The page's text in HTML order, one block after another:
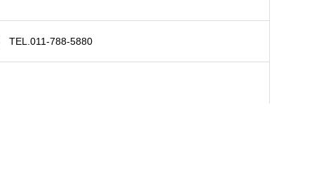
TEL. 011-788-5880